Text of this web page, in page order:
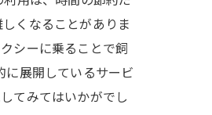
くなることがありま
シーに乗ることで飼
に展開しているサービ
てみてはいかがでし